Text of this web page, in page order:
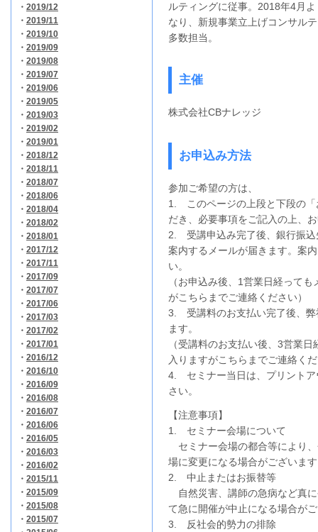
・ 2019/12
・ 2019/11
・ 2019/10
・ 2019/09
・ 2019/08
・ 2019/07
・ 2019/06
・ 2019/05
・ 2019/03
・ 2019/02
・ 2019/01
・ 2018/12
・ 2018/11
・ 2018/07
・ 2018/06
・ 2018/04
・ 2018/02
・ 2018/01
・ 2017/12
・ 2017/11
・ 2017/09
・ 2017/07
・ 2017/06
・ 2017/03
・ 2017/02
・ 2017/01
・ 2016/12
・ 2016/10
・ 2016/09
・ 2016/08
・ 2016/07
・ 2016/06
・ 2016/05
・ 2016/03
・ 2016/02
・ 2015/11
・ 2015/09
・ 2015/08
・ 2015/07
ルティングに従事。2018年4月
なり、新規事業立上げコンサル
多数担当。
主催
株式会社CBナレッジ
お申込み方法
参加ご希望の方は、
1. このページの上段と下段の「
だき、必要事項をご記入の上、
2. 受講申込み完了後、銀行振込
案内するメールが届きます。案
い。
（お申込み後、1営業日経って
がこちらまでご連絡ください）
3. 受講料のお支払い完了後、弊
ます。
（受講料のお支払い後、3営業
入りますがこちらまでご連絡く
4. セミナー当日は、プリントア
さい。
【注意事項】
1. セミナー会場について
セミナー会場の都合等により
場に変更になる場合がございま
2. 中止またはお振替等
自然災害、講師の急病など真
て急に開催が中止になる場合が
3. 反社会的勢力の排除